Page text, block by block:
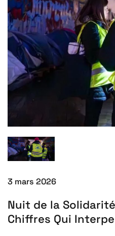
3 mars 2026
Nuit de la
Chiffres Qui